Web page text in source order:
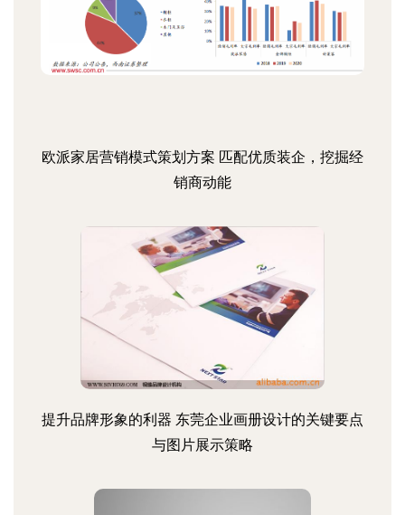
欧派家居营销模式策划方案 匹配优质装企，挖掘经
销商动能
提升品牌形象的利器 东莞企业画册设计的关键要点
与图片展示策略